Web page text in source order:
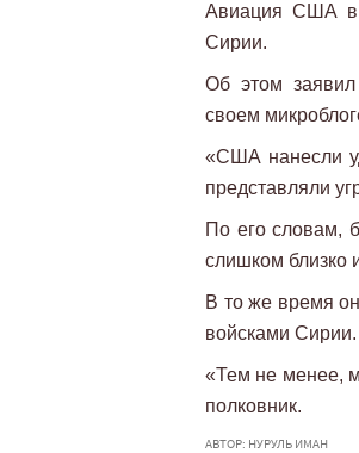
Авиация США в
Сирии.
Об этом заявил
своем
«США нанесли
представляли
По его словам,
слишком близко
В то же время
войсками Сирии.
«Тем не менее,
полковник.
АВТОР: НУРУЛЬ ИМАН